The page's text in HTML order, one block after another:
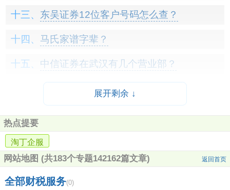
东吴证券12位客户号码怎么查？
马氏家谱字辈？
中信证券在武汉有几个营业部？
光大银行借记卡交易密码怎么修改？
民生证券手机版怎么下载安装？有专门的
APP还是从网页上下载呢？
西部证券交易客户端无法登陆？
展开剩余 ↓
热点提要
淘丁企服
网站地图 (共183个专题142162篇文章) 返回首页
全部财税服务(0)